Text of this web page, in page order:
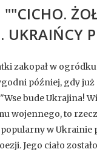
UKRAIŃCY
zakopał w
później, gdy
bude Ukrajina!
wojennego, to
w Ukrainie
Jego ciało